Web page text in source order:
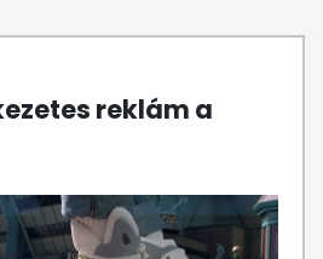
reklám a